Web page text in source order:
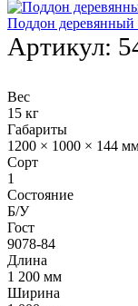
Поддон
Артикул:
Вес
15 кг
Габариты
1200 × 1000 × 144
Сорт
1
Состояние
Б/У
Гост
9078-84
Длина
1 200 мм
Ширина